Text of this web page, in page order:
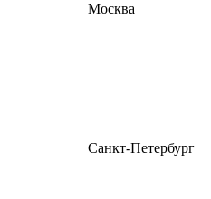
Москва
Санкт-Петербург